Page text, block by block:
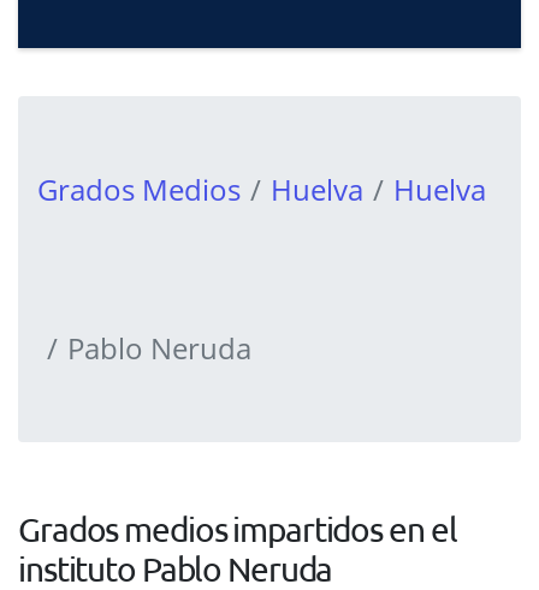
Grados Medios Huelva Huelva
Pablo Neruda
Grados medios impartidos en el
instituto Pablo Neruda